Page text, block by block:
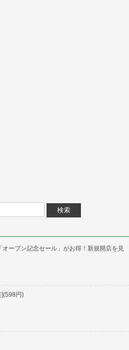
オープン記念セール」がお得！新規開店を見
](598円)